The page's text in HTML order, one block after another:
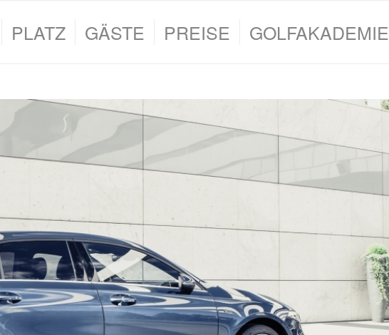
PLATZ GÄSTE PREISE GOLFAKADEMIE